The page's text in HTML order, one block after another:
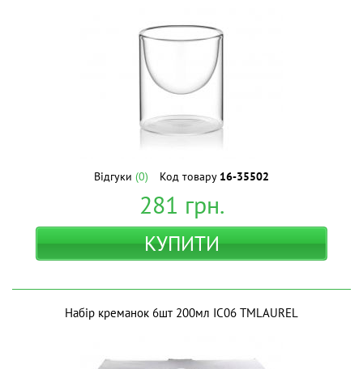
Відгуки (0) Код товару 16-35502
281 грн.
КУПИТИ
Набір креманок 6шт 200мл IC06 ТМLAUREL